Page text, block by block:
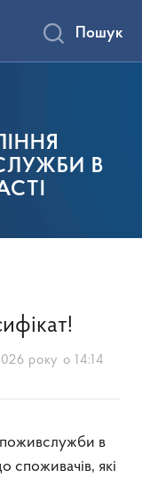
В
Пошук
року о 14:14
споживачів, які